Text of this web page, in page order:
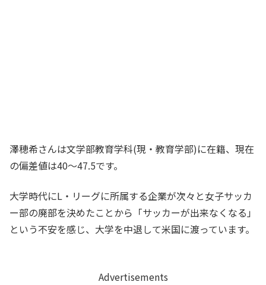
澤穂希さんは文学部教育学科(現・教育学部)に在籍、現在
の偏差値は40～47.5です。
大学時代にL・リーグに所属する企業が次々と女子サッカ
ー部の廃部を決めたことから「サッカーが出来なくなる」
という不安を感じ、大学を中退して米国に渡っています。
Advertisements